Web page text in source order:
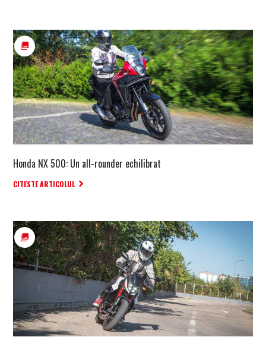
Honda NX 500: Un all-rounder echilibrat
CITESTE ARTICOLUL